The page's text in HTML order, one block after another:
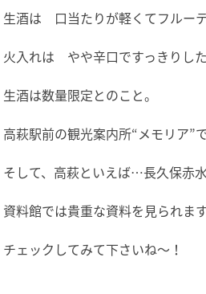
生酒は 口当たりが軽くてフルーテ
火入れは やや辛口ですっきりした
生酒は数量限定とのこと。
高萩駅前の観光案内所“メモリア”
そして、高萩といえば…長久保赤
資料館では貴重な資料を見られま
チェックしてみて下さいね～！